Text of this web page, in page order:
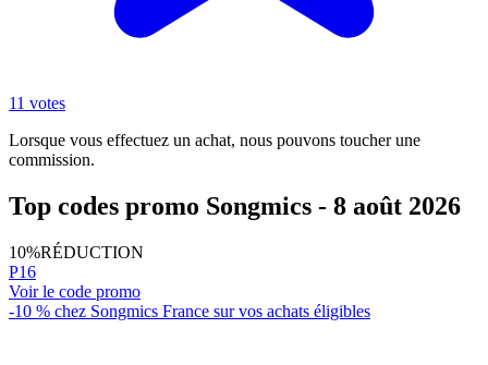
11 votes
Lorsque vous effectuez un achat, nous pouvons toucher une
commission.
Top codes promo Songmics - 8 août 2026
10%RÉDUCTION
P16
Voir le code promo
-10 % chez Songmics France sur vos achats éligibles